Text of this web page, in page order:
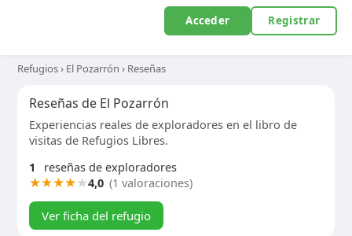
Acceder Registrar
Refugios› El Pozarrón › Reseñas
Reseñas de El Pozarrón
Experiencias reales de exploradores en el libro de
visitas de Refugios Libres.
1
reseñas de exploradores
★★★★★4,0 (1 valoraciones)
Ver ficha del refugio